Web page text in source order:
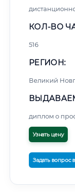
КОЛ-ВО
516
РЕГИОН:
Великий
диплом о
Узнать цену
Задать вопрос